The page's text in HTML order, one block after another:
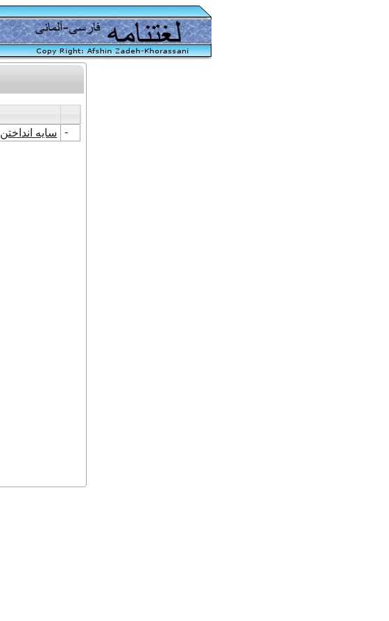
سایه انداختن -